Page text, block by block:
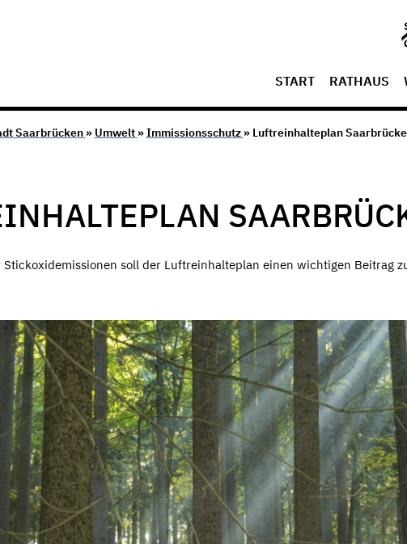
START RATHAUS
Saarbrücken » Umwelt »Immissionsschutz » Luftreinhalteplan
Stickoxidemissionen soll der Luftreinhalteplan einen wichtigen Beitrag